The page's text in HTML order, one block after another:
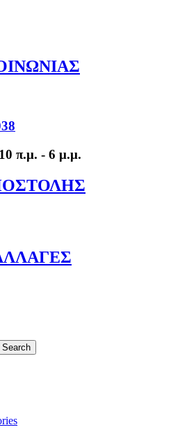
π.μ. - 6 μ.μ.
Search